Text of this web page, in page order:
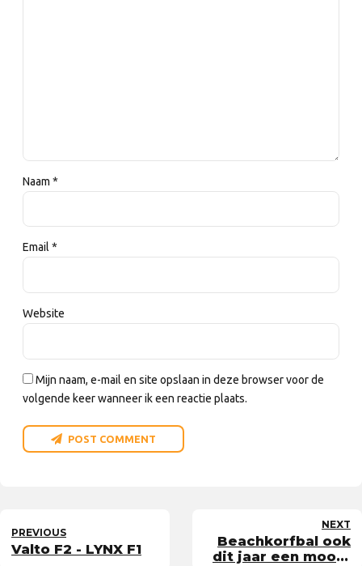
Naam *
Email *
Website
Mijn naam, e-mail en site opslaan in deze browser voor de
volgende keer wanneer ik een reactie plaats.
POST COMMENT
PREVIOUS
Valto F2 - LYNX F1
NEXT
Beachkorfbal ook
dit jaar een mooie